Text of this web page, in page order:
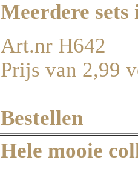
Meerdere
Art.nr H642
Prijs van 2,99
Bestellen
Hele mooie